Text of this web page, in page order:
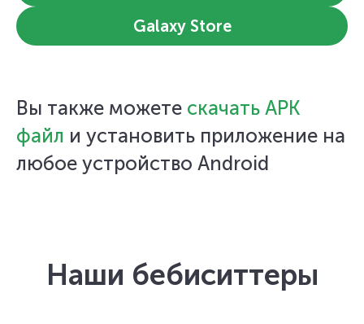
Galaxy Store
Вы также можете скачать APK
файл и установить приложение на
любое устройство Android
Наши бебиситтеры